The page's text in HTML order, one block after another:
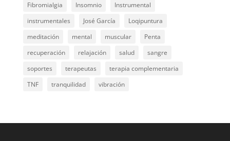
Fibromialgia
Insomnio
Instrumental
instrumentales
José García
Loqipuntura
meditación
mental muscular
Penta
recuperación
relajación salud
sangre
soportes
terapeutas
terapia complementaria
TNF
tranquilidad vibración